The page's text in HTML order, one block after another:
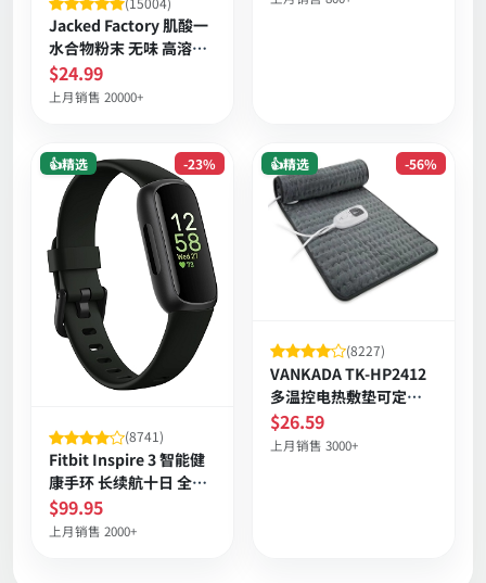
Jacked Factory 肌酸一
水合物粉末 无味 高溶解
配方
$24.99
上月销售 20000+
-23%
👍精选
(8741)
Fitbit Inspire 3 智能健
康手环 长续航十日 全天
心率与睡眠压力监测 步
数主动训练提醒防水
$99.95
上月销售 2000+
-56%
👍精选
(8227)
VANKADA TK-HP2412
多温控电热敷垫可定时
湿热干热
$26.59
上月销售 3000+